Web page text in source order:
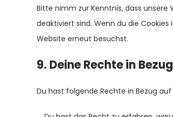
Bitte nimm zur Kenntnis, dass
deaktiviert sind. Wenn du die
Website erneut besuchst.
9. Deine Rechte in
Du hast folgende Rechte in Bezug